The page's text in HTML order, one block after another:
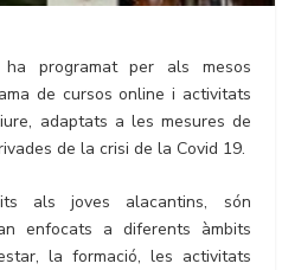
ha programat per als mesos
de cursos online i activitats
adaptats a les mesures de
de la crisi de la Covid 19.
als joves alacantins, són
enfocats a diferents àmbits
la formació, les activitats